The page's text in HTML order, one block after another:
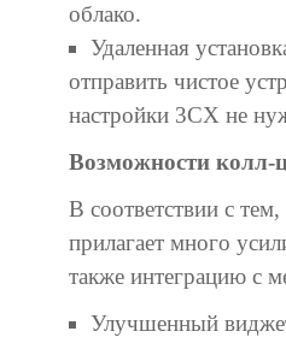
облако.
Удаленная
отправить чистое
настройки 3CX не
Возможности колл-
В соответствии с
прилагает много
также интеграцию с
Улучшенный